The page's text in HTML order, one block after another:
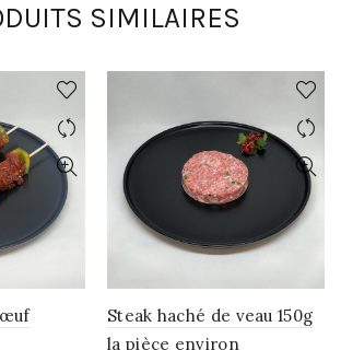
SIMILAIRES
Steak haché de veau 150g
la pièce environ